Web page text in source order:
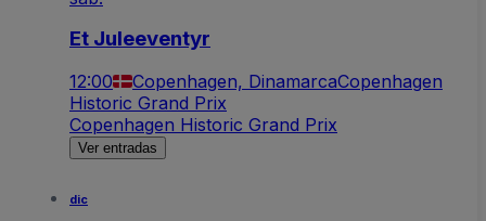
Et Juleeventyr
12:00 Copenhagen, DinamarcaCopenhagen
Historic Grand Prix
Copenhagen Historic Grand Prix
Ver entradas
dic